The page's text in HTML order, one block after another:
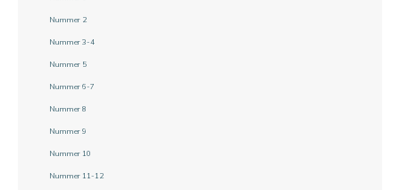
Nummer 2
Nummer 3-4
Nummer 5
Nummer 6-7
Nummer 8
Nummer 9
Nummer 10
Nummer 11-12